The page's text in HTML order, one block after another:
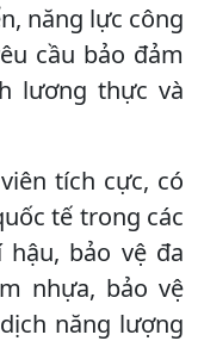
năng lực công
cầu bảo đảm
lương thực và
tích cực, có
tế trong các
bảo vệ đa
nhựa, bảo vệ
năng lượng